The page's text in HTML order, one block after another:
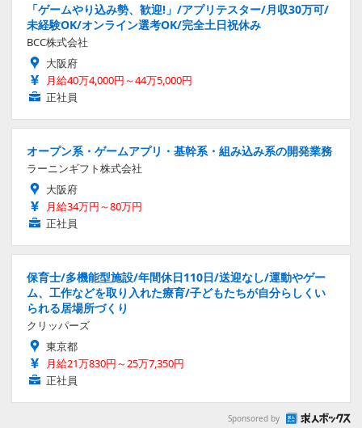
「ゲームやり込み勢、歓迎!」/アプリテスター/月収30万可/
未経験OK/オンライン選考OK/完全土日祝休み
BCC株式会社
大阪府
月給40万4,000円～44万5,000円
正社員
オープン系・ゲームアプリ・基幹系・組み込み系の開発業務
ラーニンギフト株式会社
大阪府
月給34万円～80万円
正社員
保育士/多機能型施設/年間休日110日/送迎なし/運動やゲー
ム、工作などを取り入れた療育/子どもたちが自分らしくい
られる居場所づくり
クリッパーズ
東京都
月給21万830円～25万7,350円
正社員
Sponsored by